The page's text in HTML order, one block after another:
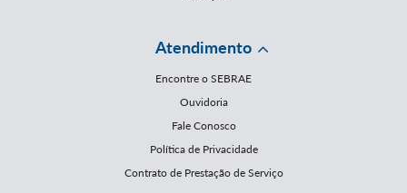
Atendimento
Encontre o SEBRAE
Ouvidoria
Fale Conosco
Política de Privacidade
Contrato de Prestação de Serviço